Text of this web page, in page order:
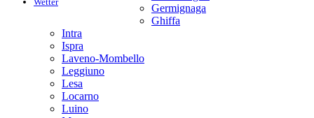
Germignaga
Ghiffa
Intra
Ispra
Laveno-Mombello
Leggiuno
Lesa
Locarno
Luino